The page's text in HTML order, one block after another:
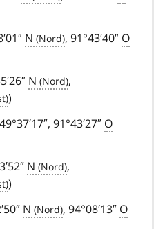
N , 91°43′40″ O
N
,
)
91°43′27″ O
N
,
)
N , 94°08′13″ O